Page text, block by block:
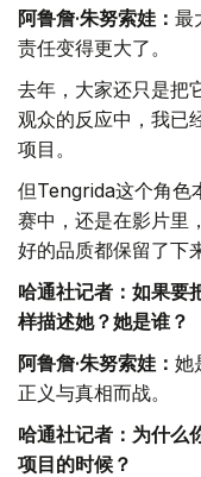
阿鲁詹·朱努索娃： 最
责任变得更大了。
去年，大家还只是把
观众的反应中，我已
项目。
但Tengrida这个角色
赛中，还是在影片里
好的品质都保留了下
哈通社记者：如果
样描述她？她是谁？
阿鲁詹·朱努索娃： 她
正义与真相而战。
哈通社记者：为什么
项目的时候？